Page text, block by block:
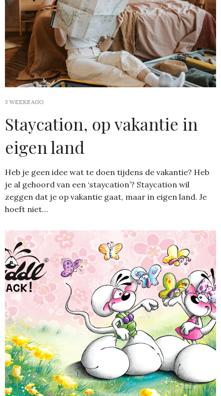
3 WEEKS AGO
Staycation, op vakantie in
eigen land
Heb je geen idee wat te doen tijdens de vakantie? Heb
je al gehoord van een ‘staycation’? Staycation wil
zeggen dat je op vakantie gaat, maar in eigen land. Je
hoeft niet…